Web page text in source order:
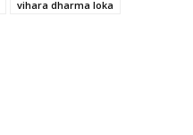
vihara dharma loka